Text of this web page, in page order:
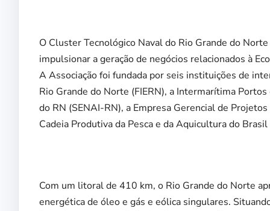
O Cluster Tecnológico Naval do Rio Grande do
impulsionar a geração de negócios relacionados à
A Associação foi fundada por seis instituições de
Rio Grande do Norte (FIERN), a Intermarítima
do RN (SENAI-RN), a Empresa Gerencial de
Cadeia Produtiva da Pesca e da Aquicultura do
Com um litoral de 410 km, o Rio Grande do Norte
energética de óleo e gás e eólica singulares.